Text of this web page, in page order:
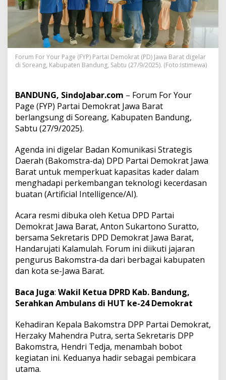
o
k
u
s
a
d
i
t
e
r
a
i
d
i
g
i
t
l
u
n
t
u
k
k
d
e
r
a
n
l
e
g
Forum For Your Page (FYP) Partai Demokrat (PD) Jawa Barat digelar
di Soreang, Kabupaten Bandung, Sabtu (27/9/2025). (Foto:Istimewa)
BANDUNG, SindoJabar.com – Forum For Your
Page (FYP) Partai Demokrat Jawa Barat
berlangsung di Soreang, Kabupaten Bandung,
Sabtu (27/9/2025).
Agenda ini digelar Badan Komunikasi Strategis
Daerah (Bakomstra-da) DPD Partai Demokrat Jawa
Barat untuk memperkuat kapasitas kader dalam
menghadapi perkembangan teknologi kecerdasan
buatan (Artificial Intelligence/AI).
Acara resmi dibuka oleh Ketua DPD Partai
Demokrat Jawa Barat, Anton Sukartono Suratto,
bersama Sekretaris DPD Demokrat Jawa Barat,
Handarujati Kalamulah. Forum ini diikuti jajaran
pengurus Bakomstra-da dari berbagai kabupaten
dan kota se-Jawa Barat.
Baca Juga: Wakil Ketua DPRD Kab. Bandung,
Serahkan Ambulans di HUT ke-24 Demokrat
Kehadiran Kepala Bakomstra DPP Partai Demokrat,
Herzaky Mahendra Putra, serta Sekretaris DPP
Bakomstra, Hendri Tedja, menambah bobot
kegiatan ini. Keduanya hadir sebagai pembicara
utama.